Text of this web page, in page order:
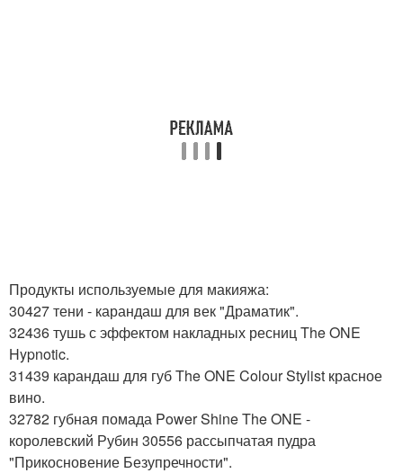
Продукты используемые для макияжа:
30427 тени - карандаш для век "Драматик".
32436 тушь с эффектом накладных ресниц The ONE
Hypnotic.
31439 карандаш для губ The ONE Colour Stylist красное
вино.
32782 губная помада Power Shine The ONE -
королевский Рубин 30556 рассыпчатая пудра
"Прикосновение Безупречности".